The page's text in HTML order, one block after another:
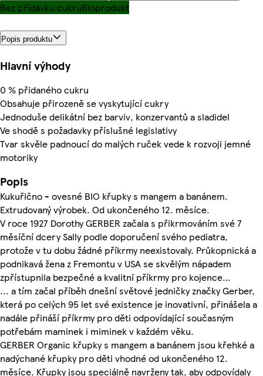
Bez přídavku cukruBioprodukt
Popis produktu
Hlavní výhody
0 % přidaného cukru
Obsahuje přirozeně se vyskytující cukry
Jednoduše delikátní bez barviv, konzervantů a sladidel
Ve shodě s požadavky příslušné legislativy
Tvar skvěle padnoucí do malých ruček vede k rozvoji jemné
motoriky
Popis
Kukuřično - ovesné BIO křupky s mangem a banánem.
Extrudovaný výrobek. Od ukončeného 12. měsíce.
V roce 1927 Dorothy GERBER začala s přikrmováním své 7
měsíční dcery Sally podle doporučení svého pediatra,
protože v tu dobu žádné příkrmy neexistovaly. Průkopnická a
podnikavá žena z Fremontu v USA se skvělým nápadem
zpřístupnila bezpečné a kvalitní příkrmy pro kojence…
... a tím začal příběh dnešní světové jedničky značky Gerber,
která po celých 95 let své existence je inovativní, přinášela a
nadále přináší příkrmy pro děti odpovídající současným
potřebám maminek i miminek v každém věku.
GERBER Organic křupky s mangem a banánem jsou křehké a
nadýchané křupky pro děti vhodné od ukončeného 12.
měsíce. Křupky jsou speciálně navrženy tak, aby odpovídaly